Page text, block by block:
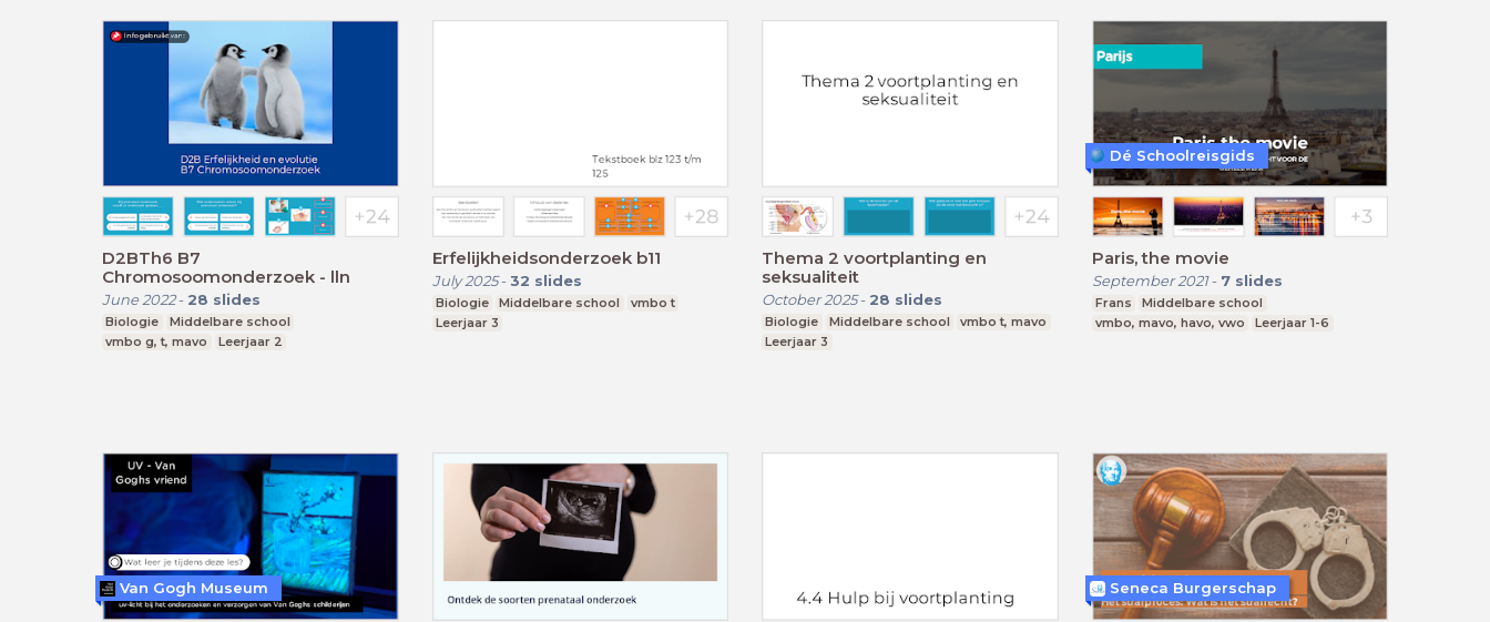
D2BTh6 B7
Chromosoomonderzoek - lln
June 2022- 28 slides
Biologie
Middelbare school
vmbo g, t, mavo
Leerjaar 2
Erfelijkheidsonderzoek b11
July 2025- 32 slides
Biologie Middelbare school
vmbo t
Leerjaar 3
Thema 2 voortplanting en
seksualiteit
October 2025- 28 slides
Biologie Middelbare school
vmbo t, mavo
Leerjaar 3
Paris, the movie
September 2021- 7 slides
Frans
Middelbare school
vmbo, mavo, havo, vwo
Leerjaar 1-6
Dé Schoolreisgids
Van Gogh Museum Seneca Burgerschap